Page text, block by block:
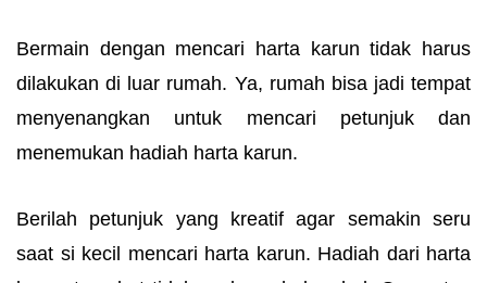
Bermain dengan mencari harta karun tidak harus
dilakukan di luar rumah. Ya, rumah bisa jadi tempat
menyenangkan untuk mencari petunjuk dan
menemukan hadiah harta karun.
Berilah petunjuk yang kreatif agar semakin seru
saat si kecil mencari harta karun. Hadiah dari harta